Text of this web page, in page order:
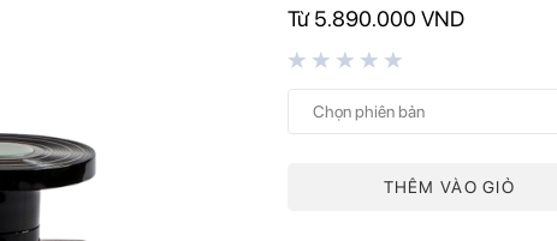
Từ 5.890.000 VND
Chọn phiên bản
THÊM VÀO GIỎ